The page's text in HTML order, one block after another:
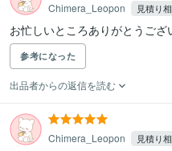
Chimera_Leopon 見積り
お忙しいところありがとうござ
参考になった
出品者からの返信を読む
Chimera_Leopon 見積り